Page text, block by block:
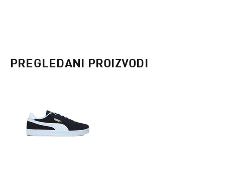
PREGLEDANI PROIZVODI